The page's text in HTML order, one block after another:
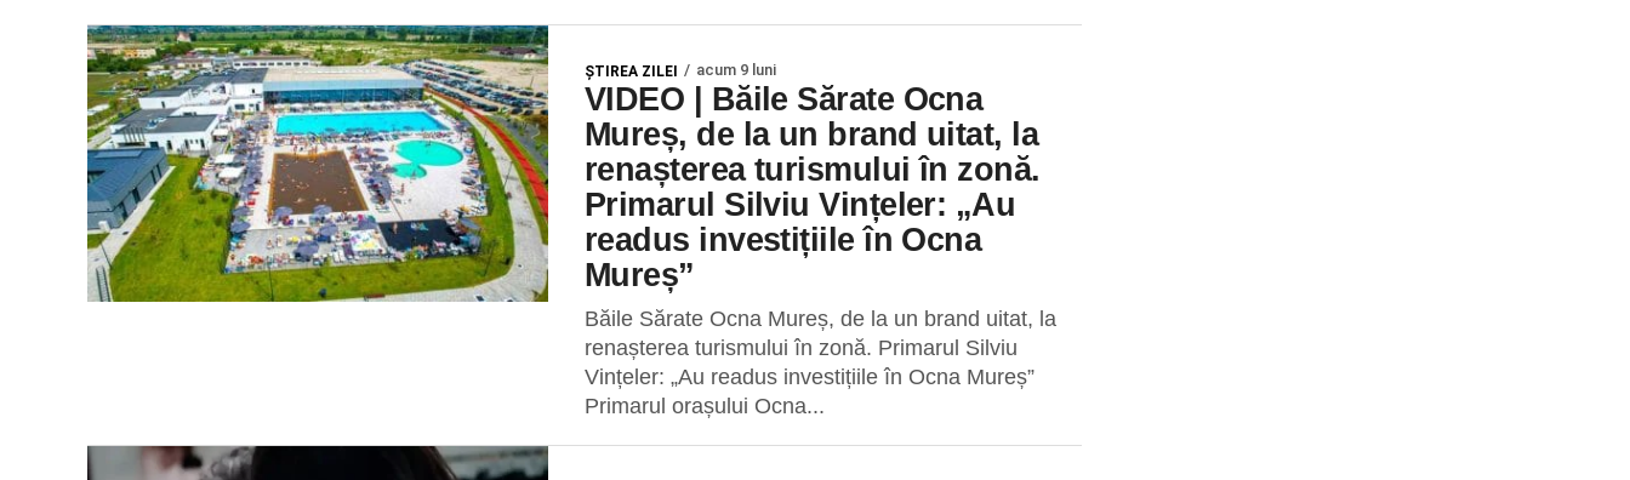
ŞTIREA ZILEI acum 9 luni
VIDEO | Băile Sărate Ocna
Mureș, de la un brand uitat, la
renașterea turismului în zonă.
Primarul Silviu Vințeler: „Au
readus investițiile în Ocna
Mureș”
Băile Sărate Ocna Mureș, de la un brand uitat, la
renașterea turismului în zonă. Primarul Silviu
Vințeler: „Au readus investițiile în Ocna Mureș”
Primarul orașului Ocna...